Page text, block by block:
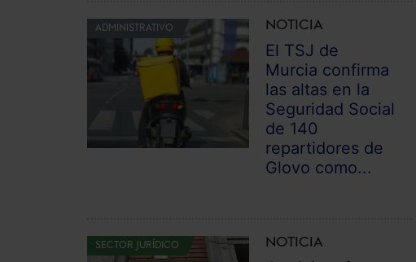
ADMINISTRATIVO NOTICIA
El TSJ de
Murcia confirma
las altas en la
Seguridad Social
de 140
repartidores de
Glovo como...
SECTOR JURÍDICO NOTICIA